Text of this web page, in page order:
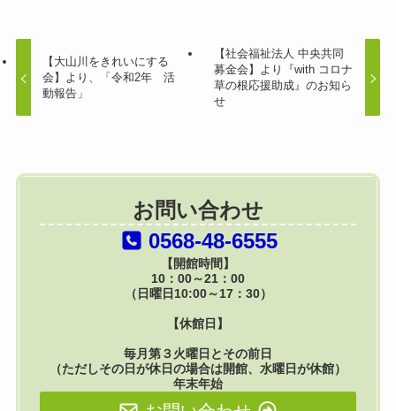
【大山川をきれいにする
会】より、「令和2年 活
動報告」
【社会福祉法人 中央共同
募金会】より『with コロナ
草の根応援助成』のお知ら
せ
お問い合わせ
0568-48-6555
【開館時間】
10：00～21：00
（日曜日10:00～17：30）
【休館日】
毎月第３火曜日とその前日
（ただしその日が休日の場合は開館、水曜日が休館）
年末年始